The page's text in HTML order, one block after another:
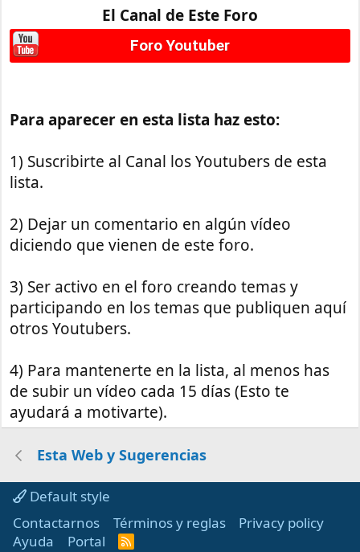
El Canal de Este Foro
Foro Youtuber
Para aparecer en esta lista haz esto:
1) Suscribirte al Canal los Youtubers de esta
lista.
2) Dejar un comentario en algún vídeo
diciendo que vienen de este foro.
3) Ser activo en el foro creando temas y
participando en los temas que publiquen aquí
otros Youtubers.
4) Para mantenerte en la lista, al menos has
de subir un vídeo cada 15 días (Esto te
ayudará a motivarte).
Esta Web y Sugerencias
Default style
Contactarnos
Términos y reglas
Privacy policy
Ayuda
Portal
R